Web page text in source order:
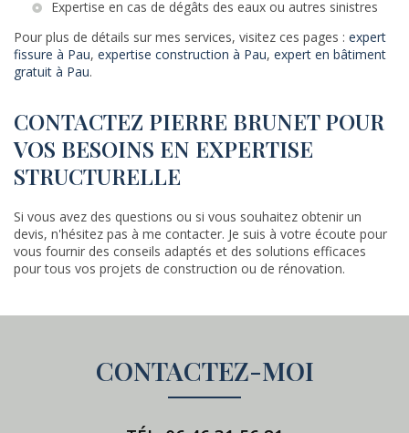
Expertise en cas de dégâts des eaux ou autres sinistres
Pour plus de détails sur mes services, visitez ces pages : expert
fissure à Pau, expertise construction à Pau, expert en bâtiment
gratuit à Pau.
CONTACTEZ PIERRE BRUNET POUR
VOS BESOINS EN EXPERTISE
STRUCTURELLE
Si vous avez des questions ou si vous souhaitez obtenir un
devis, n'hésitez pas à me contacter. Je suis à votre écoute pour
vous fournir des conseils adaptés et des solutions efficaces
pour tous vos projets de construction ou de rénovation.
CONTACTEZ-MOI